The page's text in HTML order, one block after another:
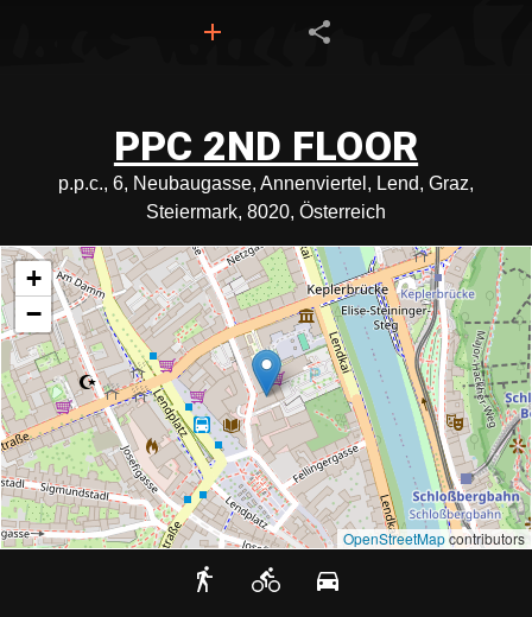
PPC 2ND FLOOR
p.p.c., 6, Neubaugasse, Annenviertel, Lend, Graz,
Steiermark, 8020, Österreich
+
−
OpenStreetMapcontributors